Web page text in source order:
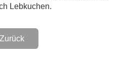
Lebkuchen.
Zurück